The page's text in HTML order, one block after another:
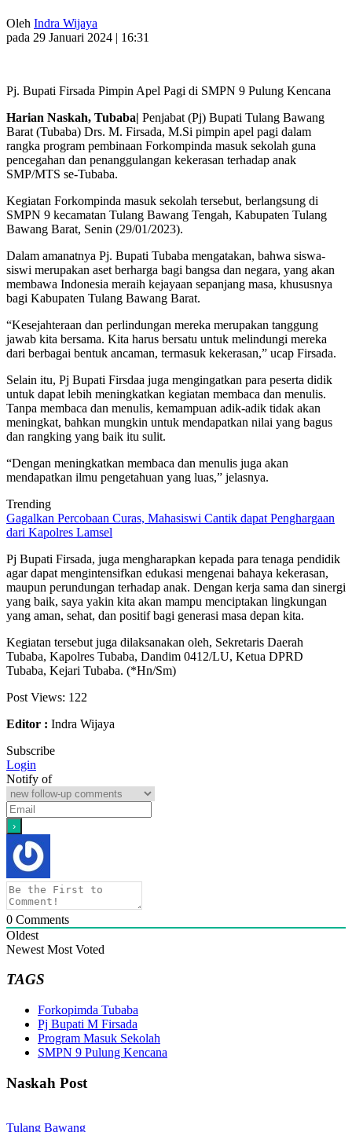
Oleh Indra Wijaya
pada 29 Januari 2024 | 16:31
Pj. Bupati Firsada Pimpin Apel Pagi di SMPN 9 Pulung Kencana
Harian Naskah, Tubaba| Penjabat (Pj) Bupati Tulang Bawang
Barat (Tubaba) Drs. M. Firsada, M.Si pimpin apel pagi dalam
rangka program pembinaan Forkompinda masuk sekolah guna
pencegahan dan penanggulangan kekerasan terhadap anak
SMP/MTS se-Tubaba.
Kegiatan Forkompinda masuk sekolah tersebut, berlangsung di
SMPN 9 kecamatan Tulang Bawang Tengah, Kabupaten Tulang
Bawang Barat, Senin (29/01/2023).
Dalam amanatnya Pj. Bupati Tubaba mengatakan, bahwa siswa-
siswi merupakan aset berharga bagi bangsa dan negara, yang akan
membawa Indonesia meraih kejayaan sepanjang masa, khususnya
bagi Kabupaten Tulang Bawang Barat.
“Kesejahteraan dan perlindungan mereka merupakan tanggung
jawab kita bersama. Kita harus bersatu untuk melindungi mereka
dari berbagai bentuk ancaman, termasuk kekerasan,” ucap Firsada.
Selain itu, Pj Bupati Firsdaa juga mengingatkan para peserta didik
untuk dapat lebih meningkatkan kegiatan membaca dan menulis.
Tanpa membaca dan menulis, kemampuan adik-adik tidak akan
meningkat, bahkan mungkin untuk mendapatkan nilai yang bagus
dan rangking yang baik itu sulit.
“Dengan meningkatkan membaca dan menulis juga akan
mendapatkan ilmu pengetahuan yang luas,” jelasnya.
Trending
Gagalkan Percobaan Curas, Mahasiswi Cantik dapat Penghargaan
dari Kapolres Lamsel
Pj Bupati Firsada, juga mengharapkan kepada para tenaga pendidik
agar dapat mengintensifkan edukasi mengenai bahaya kekerasan,
maupun perundungan terhadap anak. Dengan kerja sama dan sinergi
yang baik, saya yakin kita akan mampu menciptakan lingkungan
yang aman, sehat, dan positif bagi generasi masa depan kita.
Kegiatan tersebut juga dilaksanakan oleh, Sekretaris Daerah
Tubaba, Kapolres Tubaba, Dandim 0412/LU, Ketua DPRD
Tubaba, Kejari Tubaba. (*Hn/Sm)
Post Views: 122
Editor : Indra Wijaya
Subscribe
Login
Notify of
0 Comments
Oldest
Newest Most Voted
TAGS
Forkopimda Tubaba
Pj Bupati M Firsada
Program Masuk Sekolah
SMPN 9 Pulung Kencana
Naskah Post
Tulang Bawang